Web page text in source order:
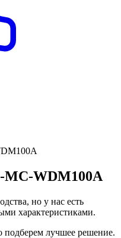
MC-WDM100A
но у нас есть
характеристиками.
подберем лучшее решение.